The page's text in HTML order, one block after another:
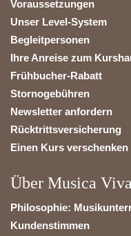
Voraussetzungen
Unser Level-System
Begleitpersonen
Ihre Anreise zum
Frühbucher-Rabatt
Stornogebühren
Newsletter anfordern
Rücktrittsversicherung
Einen Kurs verschenken
Über Musica Viva
Philosophie:
Kundenstimmen